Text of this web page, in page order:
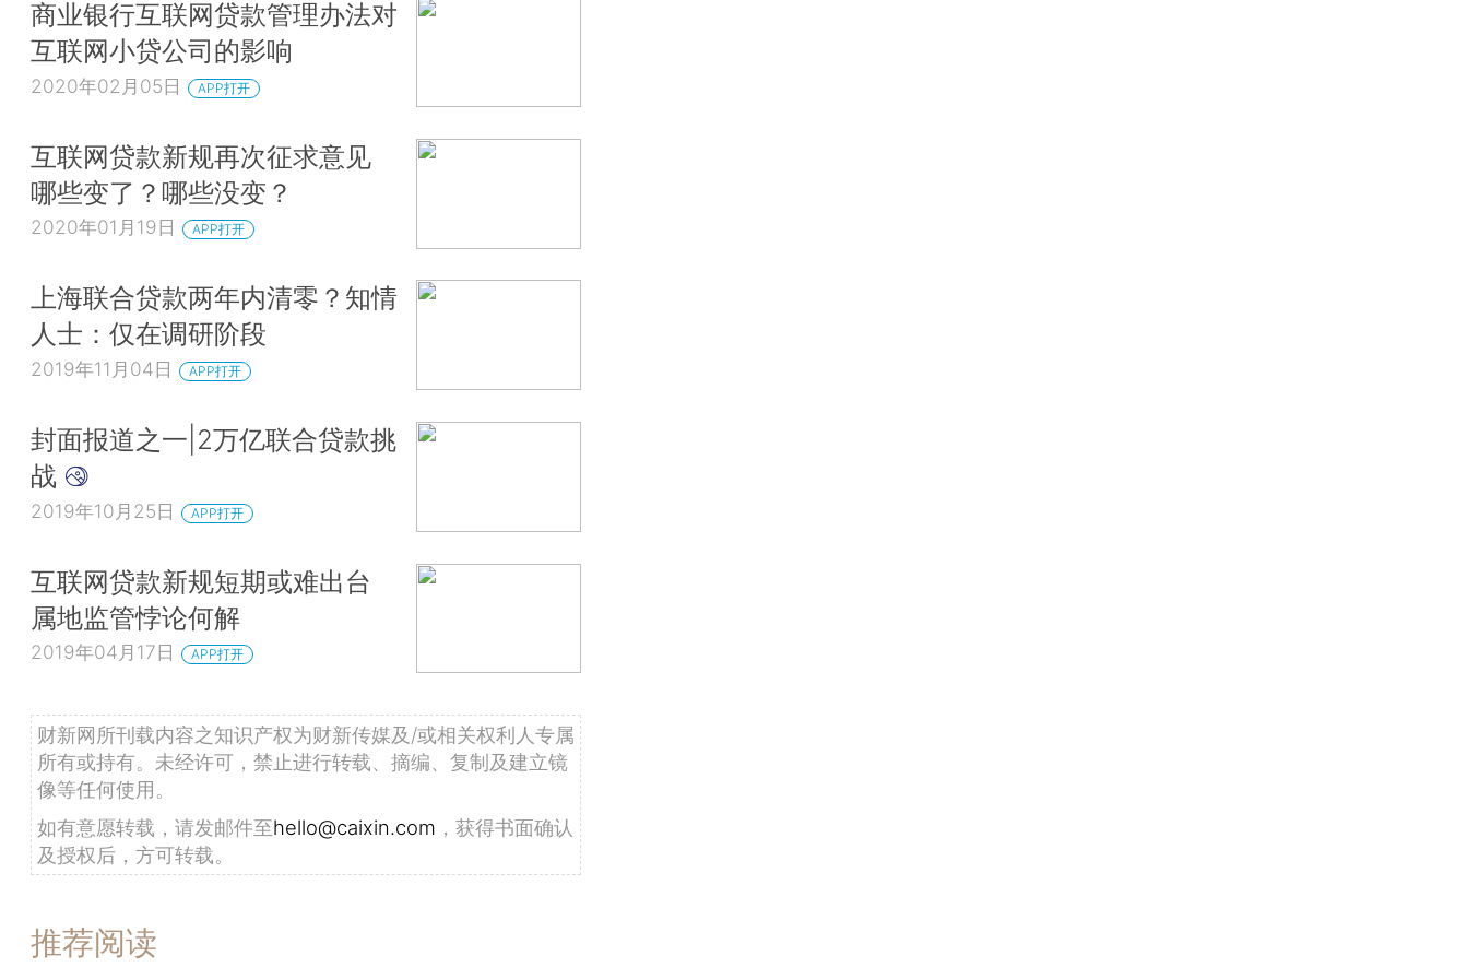
商业银行互联网贷款管理办法对
互联网小贷公司的影响
2020年02月05日 APP打开
互联网贷款新规再次征求意见
哪些变了？哪些没变？
2020年01月19日 APP打开
上海联合贷款两年内清零？知情
人士：仅在调研阶段
2019年11月04日 APP打开
封面报道之一|2万亿联合贷款挑
战
2019年10月25日 APP打开
互联网贷款新规短期或难出台
属地监管悖论何解
2019年04月17日 APP打开
财新网所刊载内容之知识产权为财新传媒及/或相关权利人专属
所有或持有。未经许可，禁止进行转载、摘编、复制及建立镜
像等任何使用。
如有意愿转载，请发邮件至hello@caixin.com ，获得书面确认
及授权后，方可转载。
推荐阅读